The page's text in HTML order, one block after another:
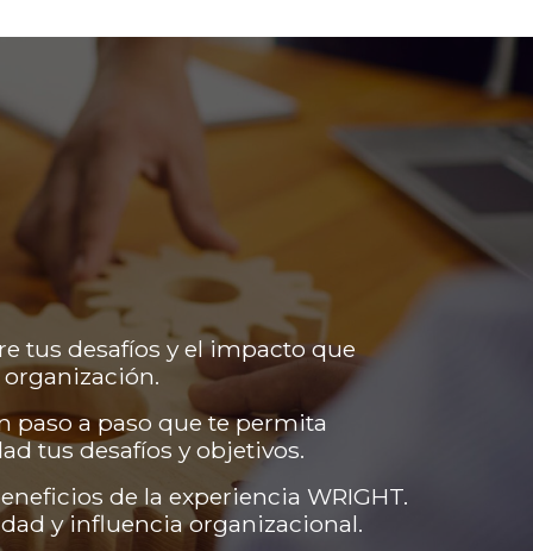
tus desafíos y el impacto que
paso a paso que te permita
tus desafíos y objetivos.
de la experiencia WRIGHT.
y influencia organizacional.